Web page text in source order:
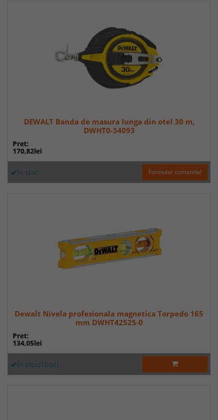
DEWALT Banda de masura lunga din otel 30 m,
DWHT0-34093
Pret:
170,82lei
În stoc Formular comanda!
Dewalt Nivela profesionala magnetica Torpedo 165
mm DWHT42525-0
Pret:
134,05lei
În stoc(1buc)